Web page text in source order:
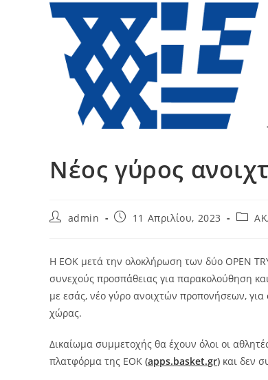
Νέος γύρος
Postadmin
Post11 Απριλίου, 2023
Post
H ΕΟΚ μετά την ολοκλήρωση των δύο OPEN
συνεχούς προσπάθειας για παρακολούθηση
με εσάς, νέο γύρο ανοιχτών προπονήσεων, για
χώρας.
Δικαίωμα συμμετοχής θα έχουν όλοι οι
πλατφόρμα της ΕΟΚ (apps.basket.gr) και δεν